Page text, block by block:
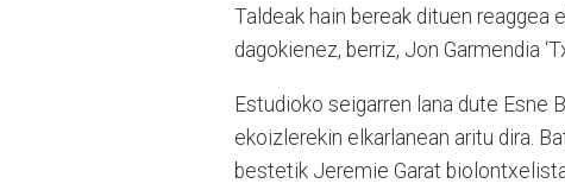
Taldeak hain bereak dituen
dagokienez, berriz, Jon Garmendia
Estudioko seigarren lana dute Esne
ekoizlerekin elkarlanean aritu dira.
bestetik Jeremie Garat